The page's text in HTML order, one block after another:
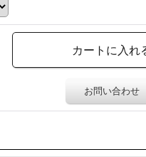
お問い合わせ